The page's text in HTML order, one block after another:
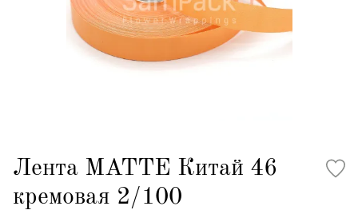
Лента MATTE Китай 46
кремовая 2/100